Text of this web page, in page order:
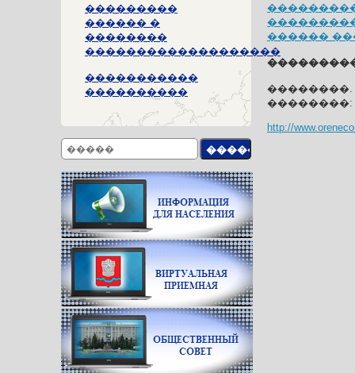
���������
������ �
��������
�������������������
�����������
����������
������
��������:
http://